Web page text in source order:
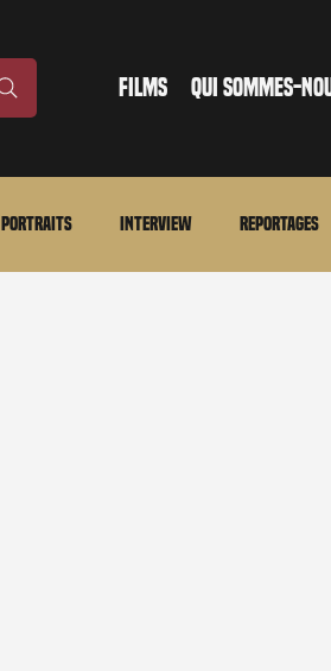
FILMS QUI SOMMES-
Portraits Interview Reportages